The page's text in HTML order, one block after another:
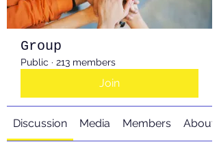
Group
Public · 213 members
Join
Discussion Media Members About